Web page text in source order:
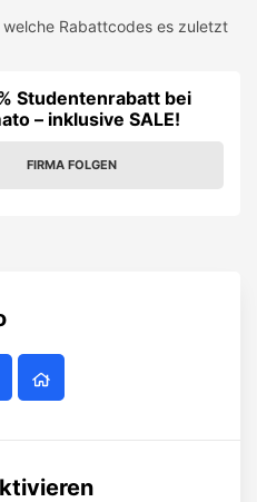
Rabattcodes es zuletzt
Studentenrabatt bei
– inklusive SALE!
FIRMA FOLGEN